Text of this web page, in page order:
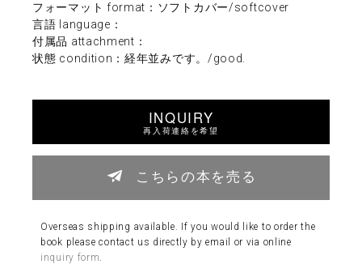
フォーマット format：ソフトカバー/softcover
言語 language：
付属品 attachment：
状態 condition：経年並みです。/good.
INQUIRY
再入荷連絡を希望
こちらの本を売る
Overseas shipping available. If you would like to order the
book please contact us directly by email or via online
inquiry form.